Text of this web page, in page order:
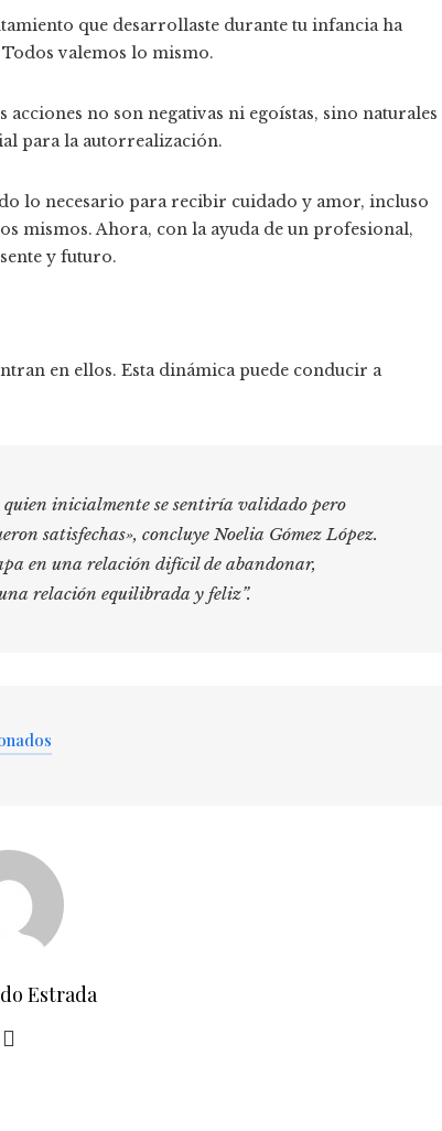
que desarrollaste durante tu infancia ha
valemos lo mismo.
acciones no son negativas ni egoístas, sino naturales
para la autorrealización.
lo necesario para recibir cuidado y amor, incluso
mismos. Ahora, con la ayuda de un profesional,
y futuro.
en ellos. Esta dinámica puede conducir a
inicialmente se sentiría validado pero
satisfechas», concluye Noelia Gómez López.
en una relación difícil de abandonar,
relación equilibrada y feliz”.
Estrada